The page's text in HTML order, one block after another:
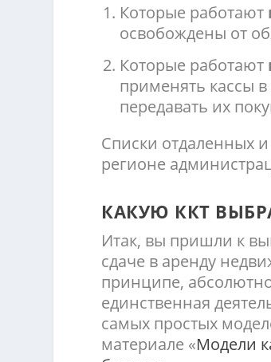
Которые работают
освобождены от
Которые работают
применять кассы
передавать их
Списки отдаленных
регионе
КАКУЮ ККТ
Итак, вы пришли к
сдаче в аренду
принципе,
единственная
самых простых
материале «Модели